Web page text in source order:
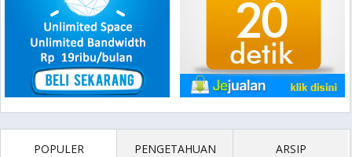
POPULER PENGETAHUAN ARSIP